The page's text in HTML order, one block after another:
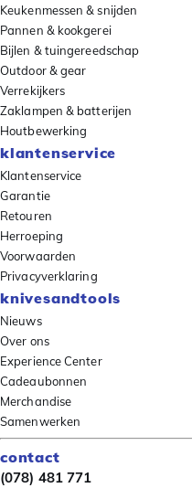
Keukenmessen & snijden
Pannen & kookgerei
Bijlen & tuingereedschap
Outdoor & gear
Verrekijkers
Zaklampen & batterijen
Houtbewerking
klantenservice
Klantenservice
Garantie
Retouren
Herroeping
Voorwaarden
Privacyverklaring
knivesandtools
Nieuws
Over ons
Experience Center
Cadeaubonnen
Merchandise
Samenwerken
contact
(078) 481 771